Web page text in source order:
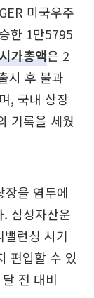
미국우주
한 1만5795
시가총액은 2
시 후 불과
, 국내 상장
기록을 세웠
을 염두에
삼성자산운
런싱 시기
편입할 수 있
전 대비